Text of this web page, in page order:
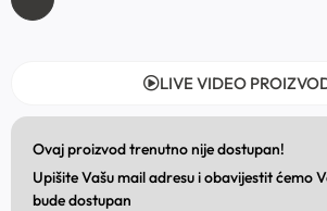
LIVE VIDEO
Ovaj proizvod trenutno nije dostupan!
Upišite Vašu mail adresu i obavijestit ćemo
bude dostupan